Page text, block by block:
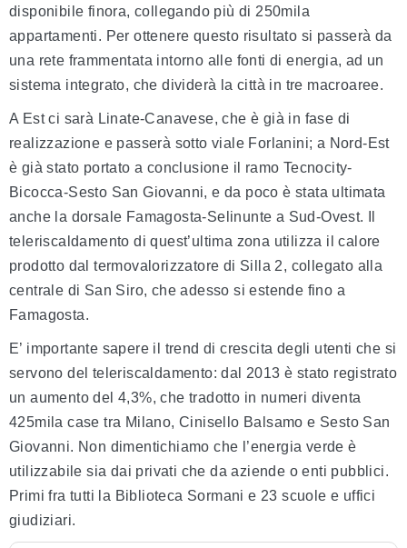
disponibile finora, collegando più di 250mila
appartamenti. Per ottenere questo risultato si passerà da
una rete frammentata intorno alle fonti di energia, ad un
sistema integrato, che dividerà la città in tre macroaree.
A Est ci sarà Linate-Canavese, che è già in fase di
realizzazione e passerà sotto viale Forlanini; a Nord-Est
è già stato portato a conclusione il ramo Tecnocity-
Bicocca-Sesto San Giovanni, e da poco è stata ultimata
anche la dorsale Famagosta-Selinunte a Sud-Ovest. Il
teleriscaldamento di quest’ultima zona utilizza il calore
prodotto dal termovalorizzatore di Silla 2, collegato alla
centrale di San Siro, che adesso si estende fino a
Famagosta.
E’ importante sapere il trend di crescita degli utenti che si
servono del teleriscaldamento: dal 2013 è stato registrato
un aumento del 4,3%, che tradotto in numeri diventa
425mila case tra Milano, Cinisello Balsamo e Sesto San
Giovanni. Non dimentichiamo che l’energia verde è
utilizzabile sia dai privati che da aziende o enti pubblici.
Primi fra tutti la Biblioteca Sormani e 23 scuole e uffici
giudiziari.